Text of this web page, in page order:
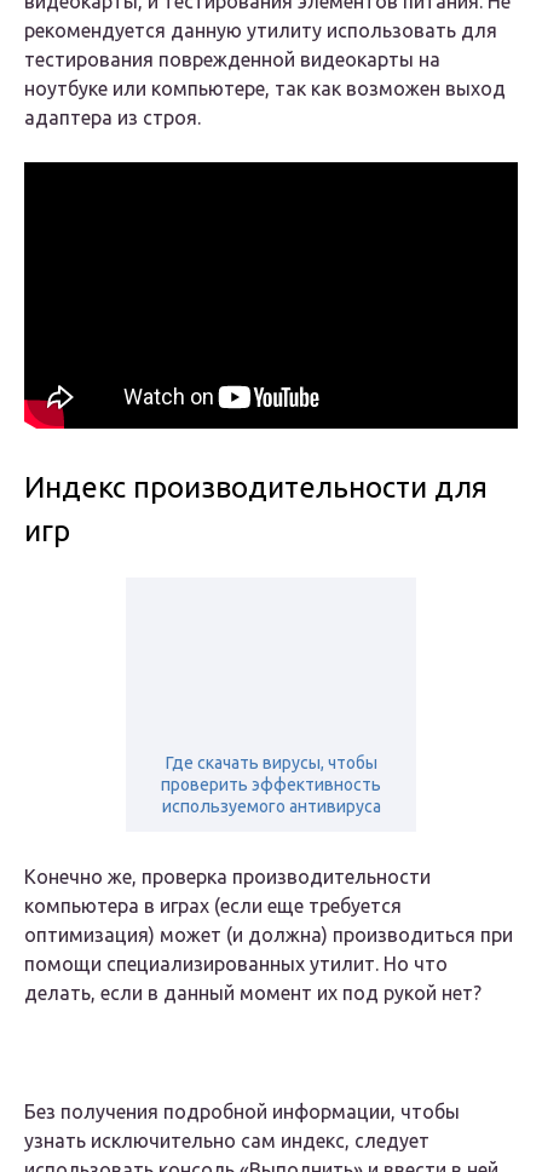
рекомендуется данную утилиту использовать для
тестирования поврежденной видеокарты на
ноутбуке или компьютере, так как возможен выход
адаптера из строя.
Индекс производительности для
игр
Где скачать вирусы, чтобы
проверить эффективность
используемого антивируса
Конечно же, проверка производительности
компьютера в играх (если еще требуется
оптимизация) может (и должна) производиться при
помощи специализированных утилит. Но что
делать, если в данный момент их под рукой нет?
Без получения подробной информации, чтобы
узнать исключительно сам индекс, следует